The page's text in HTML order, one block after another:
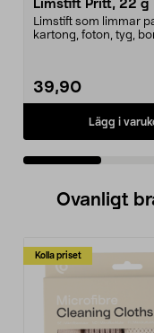
Limstift Pritt, 22 g
Limstift som limmar
kartong, foton, tyg,
39,90
Lägg i
Ovanligt
Kolla priset